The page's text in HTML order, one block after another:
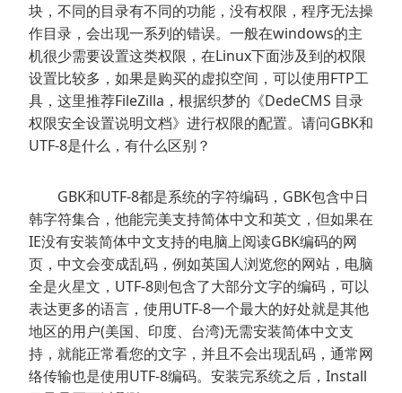
块，不同的目录有不同的功能，没有权限，程序无法操
作目录，会出现一系列的错误。一般在windows的主
机很少需要设置这类权限，在Linux下面涉及到的权限
设置比较多，如果是购买的虚拟空间，可以使用FTP工
具，这里推荐FileZilla，根据织梦的《DedeCMS 目录
权限安全设置说明文档》进行权限的配置。请问GBK和
UTF-8是什么，有什么区别？
GBK和UTF-8都是系统的字符编码，GBK包含中日
韩字符集合，他能完美支持简体中文和英文，但如果在
IE没有安装简体中文支持的电脑上阅读GBK编码的网
页，中文会变成乱码，例如英国人浏览您的网站，电脑
全是火星文，UTF-8则包含了大部分文字的编码，可以
表达更多的语言，使用UTF-8一个最大的好处就是其他
地区的用户(美国、印度、台湾)无需安装简体中文支
持，就能正常看您的文字，并且不会出现乱码，通常网
络传输也是使用UTF-8编码。安装完系统之后，Install